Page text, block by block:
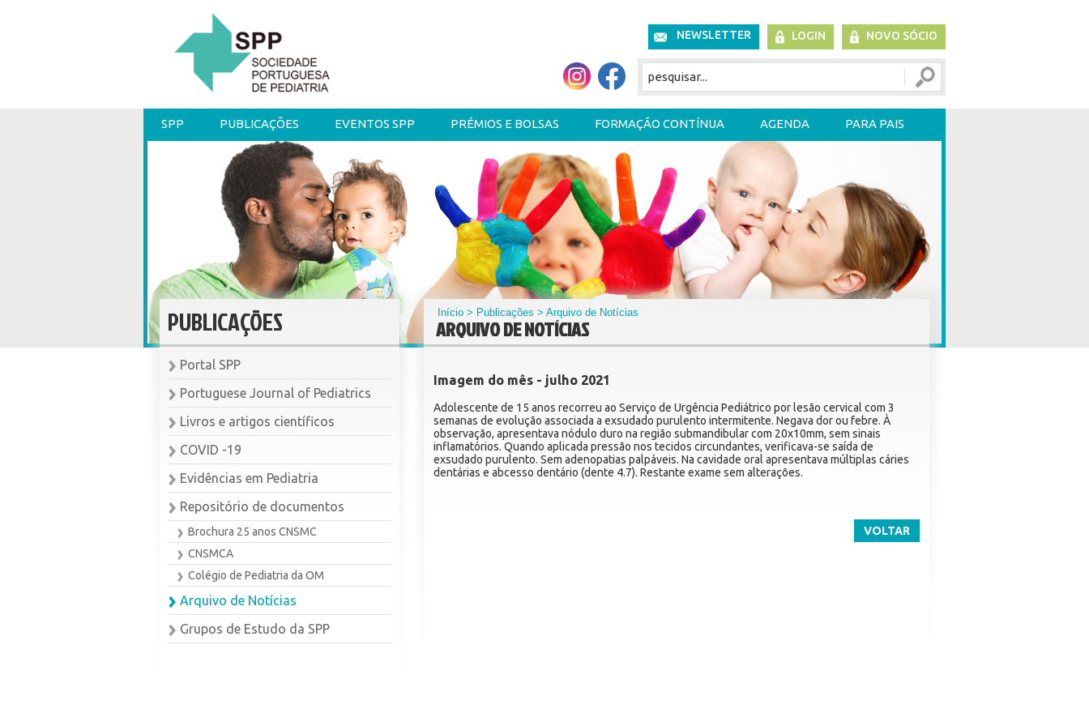
NEWSLETTER LOGIN NOVO SÓCIO
SPP PUBLICAÇÕES EVENTOS SPP PRÉMIOS E BOLSAS FORMAÇÃO CONTÍNUA AGENDA PARA PAIS
PUBLICAÇÕES
Portal SPP
Portuguese Journal of Pediatrics
Livros e artigos científicos
COVID -19
Evidências em Pediatria
Repositório de documentos
Brochura 25 anos CNSMC
CNSMCA
Colégio de Pediatria da OM
Arquivo de Notícias
Grupos de Estudo da SPP
Início > Publicações > Arquivo de Notícias
ARQUIVO DE NOTÍCIAS
Imagem do mês - julho 2021
Adolescente de 15 anos recorreu ao Serviço de Urgência Pediátrico por lesão cervical com 3
semanas de evolução associada a exsudado purulento intermitente. Negava dor ou febre. À
observação, apresentava nódulo duro na região submandibular com 20x10mm, sem sinais
inflamatórios. Quando aplicada pressão nos tecidos circundantes, verificava-se saída de
exsudado purulento. Sem adenopatias palpáveis. Na cavidade oral apresentava múltiplas cáries
dentárias e abcesso dentário (dente 4.7). Restante exame sem alterações.
VOLTAR